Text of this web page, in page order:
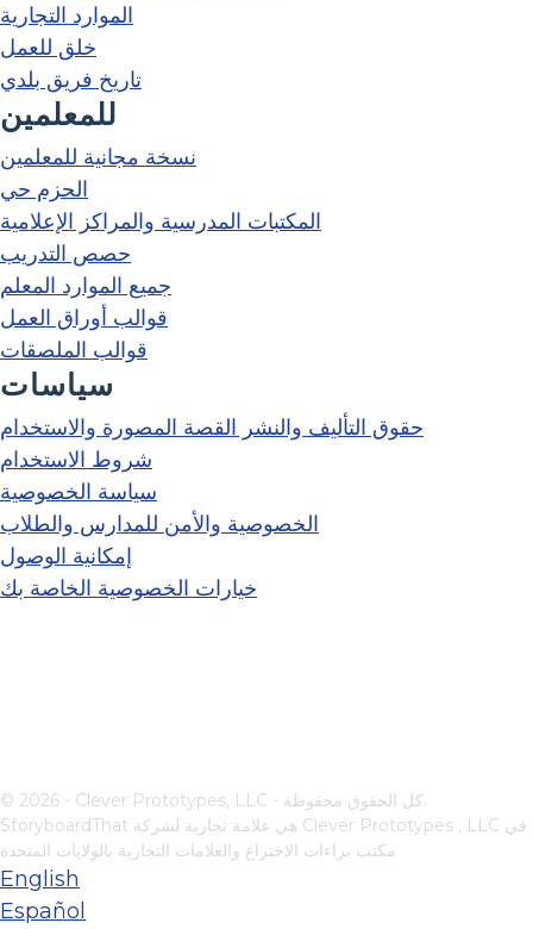
الموارد التجارية
خلق للعمل
تاريخ فريق بلدي
للمعلمين
نسخة مجانية للمعلمين
الحزم حي
المكتبات المدرسية والمراكز الإعلامية
حصص التدريب
جميع الموارد المعلم
قوالب أوراق العمل
قوالب الملصقات
سياسات
حقوق التأليف والنشر القصة المصورة والاستخدام
شروط الاستخدام
سياسة الخصوصية
الخصوصية والأمن للمدارس والطلاب
إمكانية الوصول
خيارات الخصوصية الخاصة بك
© 2026 - Clever Prototypes, LLC - كل الحقوق محفوظة.
Clever Prototypes , LLC
مكتب براءات الاختراع والعلامات التجارية بالولايات المتحدة
English
Español